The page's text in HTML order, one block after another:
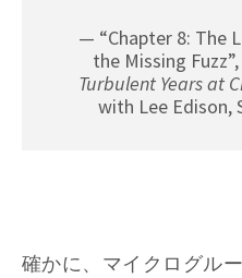
“Chapter 8: The
the Missing Fuzz”,
Turbulent Years at
with Lee Edison,
確かに、マイクログル